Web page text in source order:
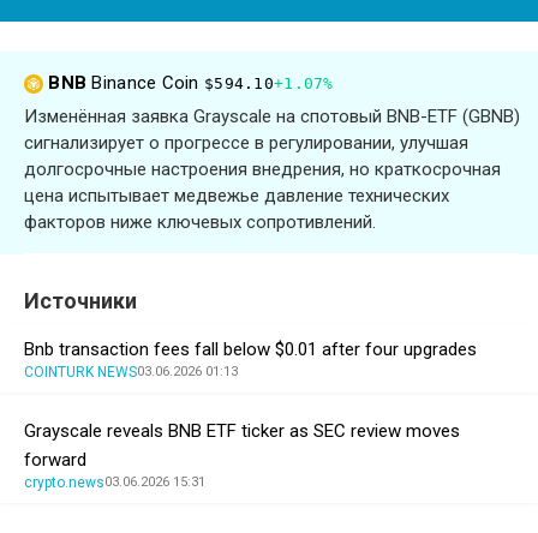
BNBBinance Coin $594.10+1.07%
Изменённая заявка Grayscale на спотовый BNB-ETF (GBNB)
сигнализирует о прогрессе в регулировании, улучшая
долгосрочные настроения внедрения, но краткосрочная
цена испытывает медвежье давление технических
факторов ниже ключевых сопротивлений.
Источники
Bnb transaction fees fall below $0.01 after four upgrades
COINTURK NEWS03.06.2026 01:13
Grayscale reveals BNB ETF ticker as SEC review moves
forward
crypto.news03.06.2026 15:31